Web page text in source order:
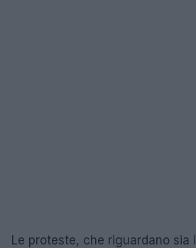
Le proteste, che riguardano sia il